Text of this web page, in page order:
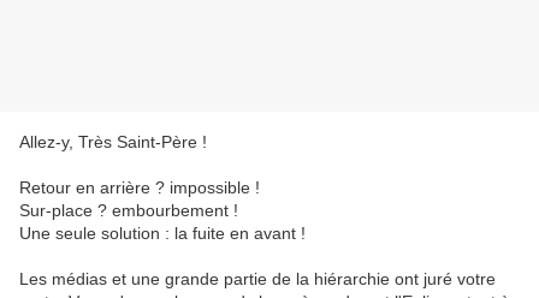
Allez-y, Très Saint-Père !
Retour en arrière ? impossible !
Sur-place ? embourbement !
Une seule solution : la fuite en avant !
Les médias et une grande partie de la hiérarchie ont juré votre